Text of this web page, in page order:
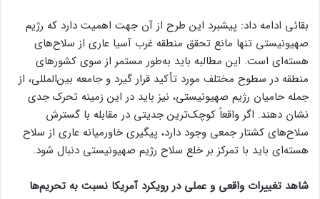
بقائی ادامه داد: پیشبرد این طرح از آن جهت اهمیت دارد که رژیم
صهیونیستی تنها مانع تحقق منطقه غرب آسیا عاری از سلاح‌های
هسته‌ای است. این مطالبه باید به‌طور مستمر از سوی کشورهای
منطقه در سطوح مختلف مورد تأکید قرار گیرد و جامعه بین‌المللی، از
جمله حامیان رژیم صهیونیستی، نیز باید در این زمینه تحرک جدی
نشان دهند. اگر واقعاً کوچک‌ترین جدیتی در مقابله با گسترش
سلاح‌های کشتار جمعی وجود دارد، پیگیری خاورمیانه عاری از سلاح
هسته‌ای باید با تمرکز بر خلع سلاح رژیم صهیونیستی دنبال شود.
شاهد تغییرات واقعی و عملی در رویکرد آمریکا نسبت به تحریم‌ها